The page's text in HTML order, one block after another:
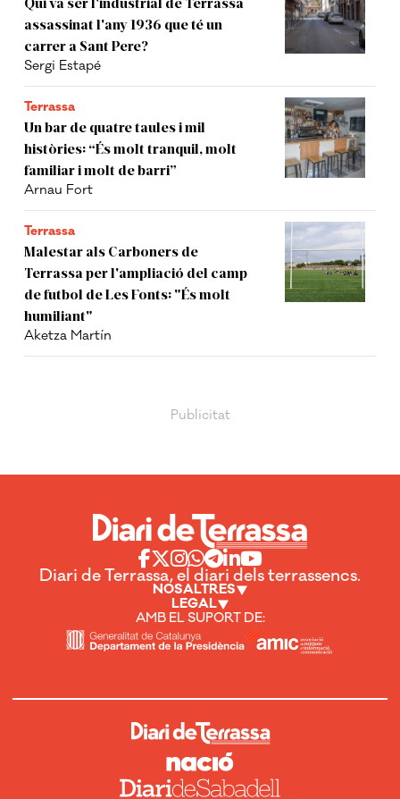
assassinat l'any 1936 que té un
carrer a Sant Pere?
Sergi Estapé
Terrassa
Un bar de quatre taules i mil
històries: “És molt tranquil, molt
familiar i molt de barri”
Arnau Fort
Terrassa
Malestar als Carboners de
Terrassa per l'ampliació del camp
de futbol de Les Fonts: "És molt
humiliant"
Aketza Martín
Diari de Terrassa, el diari dels terrassencs.
NOSALTRES
LEGAL
AMB EL SUPORT DE: